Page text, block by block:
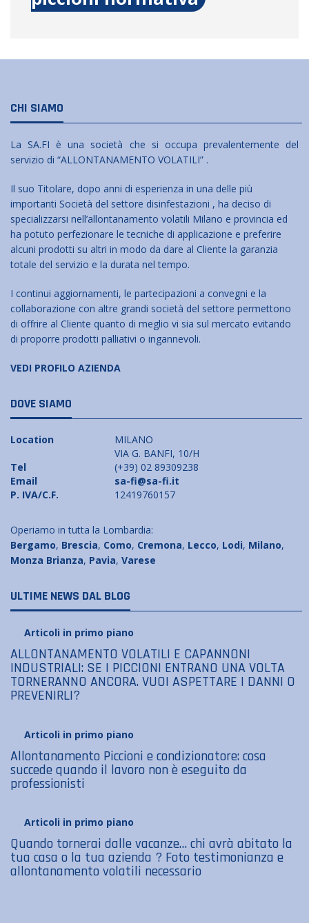
CHI SIAMO
La SA.FI è una società che si occupa prevalentemente del
servizio di “ALLONTANAMENTO VOLATILI” .
Il suo Titolare, dopo anni di esperienza in una delle più
importanti Società del settore disinfestazioni , ha deciso di
specializzarsi nell’allontanamento volatili Milano e provincia ed
ha potuto perfezionare le tecniche di applicazione e preferire
alcuni prodotti su altri in modo da dare al Cliente la garanzia
totale del servizio e la durata nel tempo.
I continui aggiornamenti, le partecipazioni a convegni e la
collaborazione con altre grandi società del settore permettono
di offrire al Cliente quanto di meglio vi sia sul mercato evitando
di proporre prodotti palliativi o ingannevoli.
VEDI PROFILO AZIENDA
DOVE SIAMO
Location
MILANO
VIA G. BANFI, 10/H
Tel
(+39) 02 89309238
Email
sa-fi@sa-fi.it
P. IVA/C.F.
12419760157
Operiamo in tutta la Lombardia:
Bergamo, Brescia, Como, Cremona, Lecco, Lodi, Milano,
Monza Brianza, Pavia, Varese
ULTIME NEWS DAL BLOG
Articoli in primo piano
ALLONTANAMENTO VOLATILI E CAPANNONI
INDUSTRIALI: SE I PICCIONI ENTRANO UNA VOLTA
TORNERANNO ANCORA. VUOI ASPETTARE I DANNI O
PREVENIRLI?
Articoli in primo piano
Allontanamento Piccioni e condizionatore: cosa
succede quando il lavoro non è eseguito da
professionisti
Articoli in primo piano
Quando tornerai dalle vacanze… chi avrà abitato la
tua casa o la tua azienda ? Foto testimonianza e
allontanamento volatili necessario